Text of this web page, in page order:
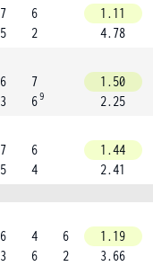
7
5
6
2
1.11
4.78
6
3
7
69
1.50
2.25
7
5
6
4
1.44
2.41
6
3
4
6
6
2
1.19
3.66